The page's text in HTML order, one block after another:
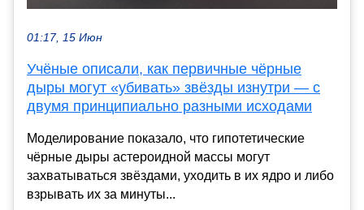
01:17, 15 Июн
Учёные описали, как первичные чёрные
дыры могут «убивать» звёзды изнутри — с
двумя принципиально разными исходами
Моделирование показало, что гипотетические
чёрные дыры астероидной массы могут
захватываться звёздами, уходить в их ядро и либо
взрывать их за минуты...